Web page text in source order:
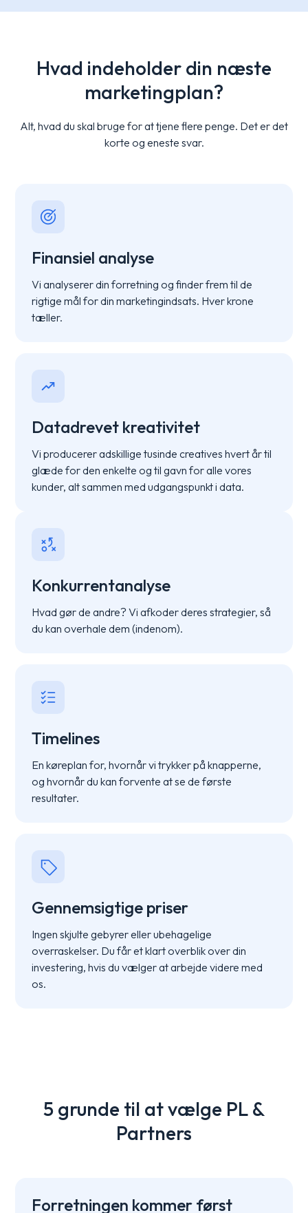
Hvad indeholder din næste
marketingplan?
Alt, hvad du skal bruge for at tjene flere penge. Det er det
korte og eneste svar.
Finansiel analyse
Vi analyserer din forretning og finder frem til de
rigtige mål for din marketingindsats. Hver krone
tæller.
Datadrevet kreativitet
Vi producerer adskillige tusinde creatives hvert år til
glæde for den enkelte og til gavn for alle vores
kunder, alt sammen med udgangspunkt i data.
Konkurrentanalyse
Hvad gør de andre? Vi afkoder deres strategier, så
du kan overhale dem (indenom).
Timelines
En køreplan for, hvornår vi trykker på knapperne,
og hvornår du kan forvente at se de første
resultater.
Gennemsigtige priser
Ingen skjulte gebyrer eller ubehagelige
overraskelser. Du får et klart overblik over din
investering, hvis du vælger at arbejde videre med
os.
5 grunde til at vælge PL &
Partners
Forretningen kommer først